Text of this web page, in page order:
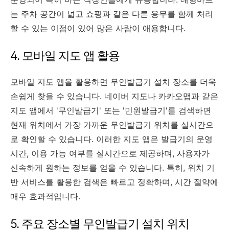
는 주차 공간이 넓고 쇼핑과 같은 다른 용무를 함께 처리
할 수 있는 이점이 있어 많은 사람이 애용합니다.
4. 모바일 지도 앱 활용
모바일 지도 앱을 활용하면 무인발급기 설치 장소를 더욱
손쉽게 찾을 수 있습니다. 네이버 지도나 카카오맵과 같은
지도 앱에서 '무인발급기' 또는 '민원발급기'를 검색하면
현재 위치에서 가장 가까운 무인발급기 위치를 실시간으
로 확인할 수 있습니다. 이러한 지도 앱은 발급기의 운영
시간, 이용 가능 여부를 실시간으로 제공하며, 사용자가
신속하게 원하는 정보를 얻을 수 있습니다. 특히, 위치 기
반 서비스를 활용한 검색은 빠르고 정확하며, 시간 절약에
매우 효과적입니다.
5. 주요 장소별 무인발급기 설치 위치